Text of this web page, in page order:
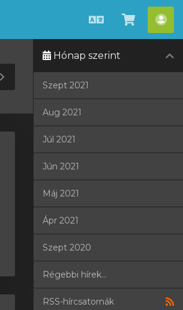
MagyarKosár
Toggle
Sidebar
Hónap szerint
Szept 2021
Aug 2021
Júl 2021
Jún 2021
Máj 2021
Ápr 2021
Szept 2020
Régebbi hírek...
RSS-hírcsatornák